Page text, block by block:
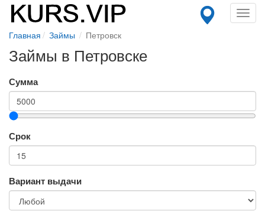
Главная Займы Петровск
Займы в Петровске
Сумма
Срок
Вариант выдачи